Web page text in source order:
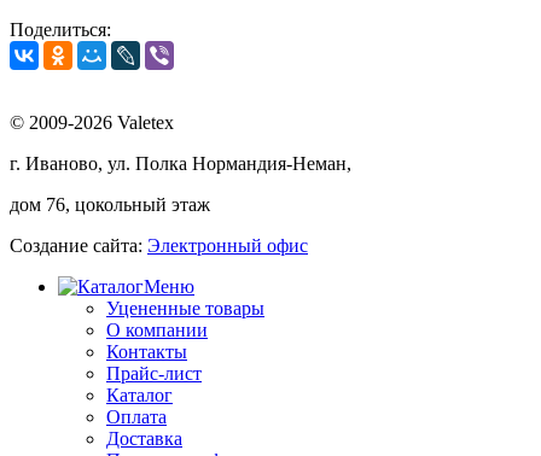
Поделиться:
© 2009-2026 Valetex
г. Иваново, ул. Полка Нормандия-Неман,
дом 76, цокольный этаж
Создание сайта: Электронный офис
Меню
Уцененные товары
О компании
Контакты
Прайс-лист
Каталог
Оплата
Доставка